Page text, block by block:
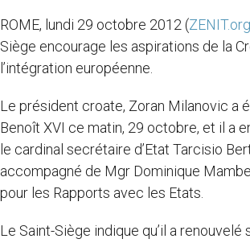
ROME, lundi 29 octobre 2012 (ZENIT.org
Siège encourage les aspirations de la
l’intégration européenne.
Le président croate, Zoran Milanovic a
Benoît XVI ce matin, 29 octobre, et il a
le cardinal secrétaire d’Etat Tarcisio
accompagné de Mgr Dominique
pour les Rapports avec les Etats.
Le Saint-Siège indique qu’il a renouvelé